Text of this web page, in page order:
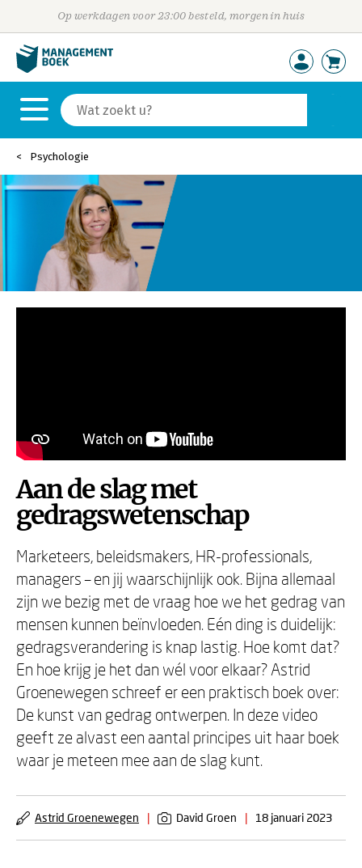
Op werkdagen voor 23:00 besteld, morgen in huis
Psychologie
Aan de slag met
gedragswetenschap
Marketeers, beleidsmakers, HR-professionals,
managers – en jij waarschijnlijk ook. Bijna allemaal
zijn we bezig met de vraag hoe we het gedrag van
mensen kunnen beïnvloeden. Eén ding is duidelijk:
gedragsverandering is knap lastig. Hoe komt dat?
En hoe krijg je het dan wél voor elkaar? Astrid
Groenewegen schreef er een praktisch boek over:
De kunst van gedrag ontwerpen. In deze video
geeft ze alvast een aantal principes uit haar boek
waar je meteen mee aan de slag kunt.
Astrid Groenewegen | David Groen | 18 januari 2023